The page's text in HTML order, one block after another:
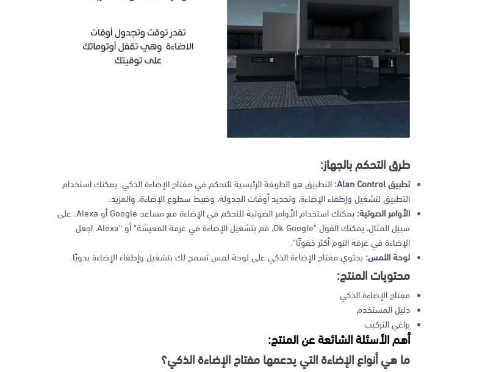
طرق التحكم بالجهاز:
تطبيق Alan Control:
التطبيق هو الطريقة الرئيسية للتحكم في مفتاح الإضاءة الذكي. يمكنك استخدام
التطبيق لتشغيل وإطفاء الإضاءة، وتحديد أوقات الجدولة، وضبط سطوع الإضاءة، والمزيد.
الأوامر الصوتية:
يمكنك استخدام الأوامر الصوتية للتحكم في الإضاءة مع مساعد Google أو Alexa. على
سبيل المثال، يمكنك القول "Ok Google، قم بتشغيل الإضاءة في غرفة المعيشة" أو "Alexa، اجعل
الإضاءة في غرفة النوم أكثر خفوتًا".
لوحة اللمس: يحتوي مفتاح الإضاءة الذكي على لوحة لمس تسمح لك بتشغيل وإطفاء الإضاءة يدويًا.
محتويات المنتج:
مفتاح الإضاءة الذكي
دليل المستخدم
براغي التركيب
أهم الأسئلة الشائعة عن المنتج:
ما هي أنواع الإضاءة التي يدعمها مفتاح الإضاءة الذكي؟